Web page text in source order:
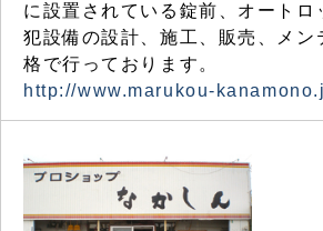
に設置されている錠前、オートロ
犯設備の設計、施工、販売、メン
格で行っております。
http://www.marukou-